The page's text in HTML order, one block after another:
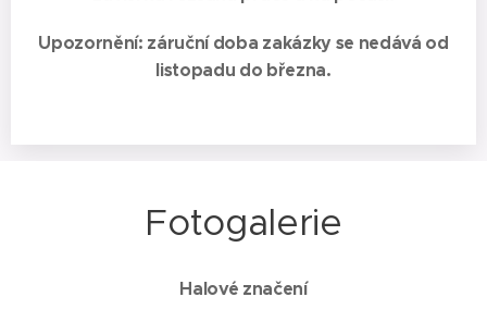
Upozornění: záruční doba zakázky se nedává od
listopadu do března.
Fotogalerie
Halové značení